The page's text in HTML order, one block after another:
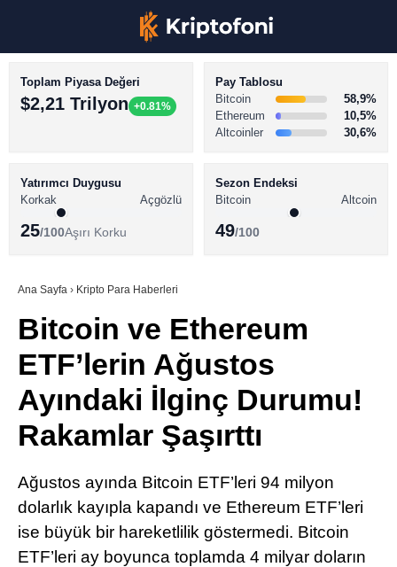
Youtube
TikTok
BİTCOİN HABERLERİ
ALTCOİN HABERLERİ
SÖZLÜK
Toplam Piyasa Değeri
$2,21 Trilyon +0.81%
Pay Tablosu
Bitcoin
58,9%
Ethereum
10,5%
Altcoinler
30,6%
Yatırımcı Duygusu
Korkak
Açgözlü
25/100Aşırı Korku
Sezon Endeksi
Bitcoin
Altcoin
49/100
Ana Sayfa › Kripto Para Haberleri
Bitcoin ve Ethereum
ETF’lerin Ağustos
Ayındaki İlginç Durumu!
Rakamlar Şaşırttı
Ağustos ayında Bitcoin ETF’leri 94 milyon
dolarlık kayıpla kapandı ve Ethereum ETF’leri
ise büyük bir hareketlilik göstermedi. Bitcoin
ETF’leri ay boyunca toplamda 4 milyar doların